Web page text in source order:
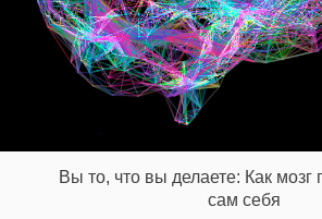
Вы то, что вы делаете: Как мозг
сам себя